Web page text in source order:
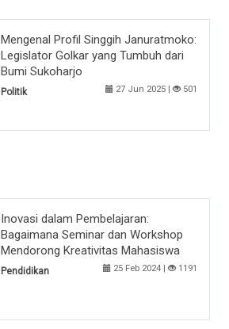
Mengenal Profil Singgih Januratmoko:
Legislator Golkar yang Tumbuh dari
Bumi Sukoharjo
Politik 27 Jun 2025 | 501
Inovasi dalam Pembelajaran:
Bagaimana Seminar dan Workshop
Mendorong Kreativitas Mahasiswa
Pendidikan 25 Feb 2024 | 1191